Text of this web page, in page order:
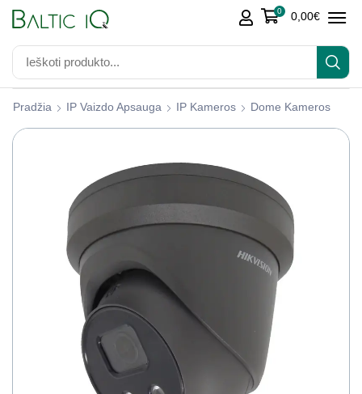
0 0,00€
Pradžia IP Vaizdo Apsauga IP Kameros Dome Kameros